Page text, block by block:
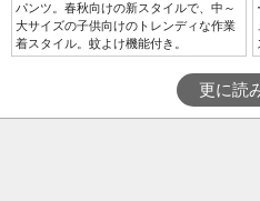
パンツ。春秋向けの新スタイルで、中～
大サイズの子供向けのトレンディな作業
着スタイル。蚊よけ機能付き。
更に読